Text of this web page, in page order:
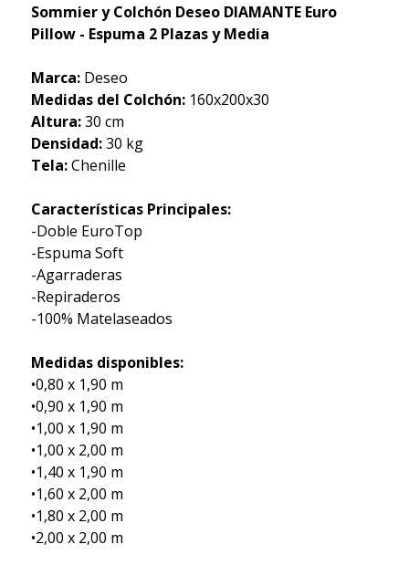
Sommier y Colchón Deseo DIAMANTE Euro
Pillow - Espuma 2 Plazas y Media
Marca:Deseo
Medidas del Colchón: 160x200x30
Altura:30 cm
Densidad:30 kg
Tela:Chenille
Características Principales:
-Doble EuroTop
-Espuma Soft
-Agarraderas
-Repiraderos
-100% Matelaseados
Medidas disponibles:
•0,80 x 1,90 m
•0,90 x 1,90 m
•1,00 x 1,90 m
•1,00 x 2,00 m
•1,40 x 1,90 m
•1,60 x 2,00 m
•1,80 x 2,00 m
•2,00 x 2,00 m